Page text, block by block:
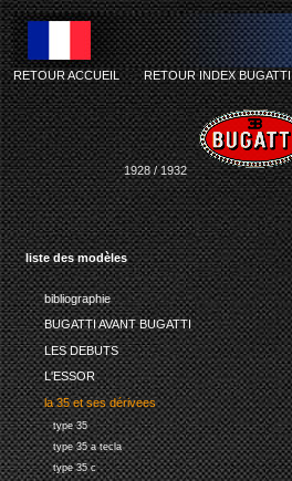
liste des modèles
bibliographie
BUGATTI AVANT BUGATTI
LES DEBUTS
L'ESSOR
la 35 et ses dérivees
type 35
type 35 a tecla
type 35 c
RETOUR ACCUEIL-RETOUR INDEX BUGATTI
1928 / 1932